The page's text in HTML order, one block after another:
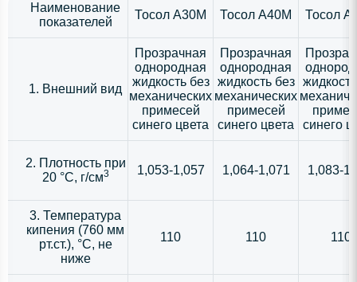
Наименование
показателей
Тосол А30М Тосол А40М Тосол
1. Внешний вид
Прозрачная
однородная
жидкость без
механических
примесей
синего цвета
Прозрачная
однородная
жидкость без
механических
примесей
синего цвета
синего
2. Плотность при
20 °С, г/см3 1,053-1,057 1,064-1,071 1,083-
3. Температура
кипения (760 мм
рт.ст.), °С, не
ниже
110 110 110